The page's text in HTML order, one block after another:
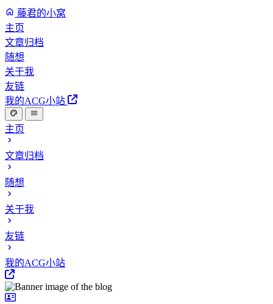
藤君的小窝
主页
文章归档
随想
关于我
友链
我的ACG小站
主页
文章归档
随想
关于我
友链
我的ACG小站